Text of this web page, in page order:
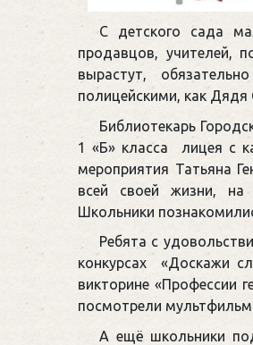
С детского сада
продавцов, учителей,
вырастут,
полицейскими, как Дядя
Библиотекарь
1 «Б» класса лицея с
мероприятия Татьяна
всей своей жизни, на
Школьники
Ребята с
конкурсах «Доскажи
викторине «Профессии
посмотрели мультфильм
А ещё школьники